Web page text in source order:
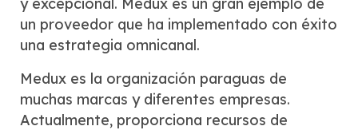
un proveedor que ha implementado con éxito
una estrategia omnicanal.
Medux es la organización paraguas de
muchas marcas y diferentes empresas.
Actualmente, proporciona recursos de